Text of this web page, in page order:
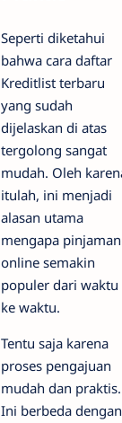
Seperti diketahui
bahwa cara daftar
Kreditlist terbaru
yang sudah
dijelaskan di atas
tergolong sangat
mudah. Oleh
itulah, ini menjadi
alasan utama
mengapa pinjaman
online semakin
populer dari waktu
ke waktu.
Tentu saja karena
proses pengajuan
mudah dan praktis.
Ini berbeda dengan